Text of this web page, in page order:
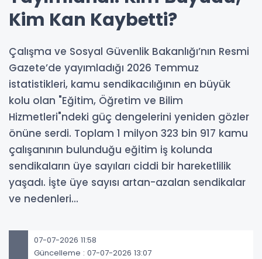
Kim Kan Kaybetti?
Çalışma ve Sosyal Güvenlik Bakanlığı’nın Resmi
Gazete’de yayımladığı 2026 Temmuz
istatistikleri, kamu sendikacılığının en büyük
kolu olan "Eğitim, Öğretim ve Bilim
Hizmetleri"ndeki güç dengelerini yeniden gözler
önüne serdi. Toplam 1 milyon 323 bin 917 kamu
çalışanının bulunduğu eğitim iş kolunda
sendikaların üye sayıları ciddi bir hareketlilik
yaşadı. İşte üye sayısı artan-azalan sendikalar
ve nedenleri...
07-07-2026 11:58
Güncelleme : 07-07-2026 13:07